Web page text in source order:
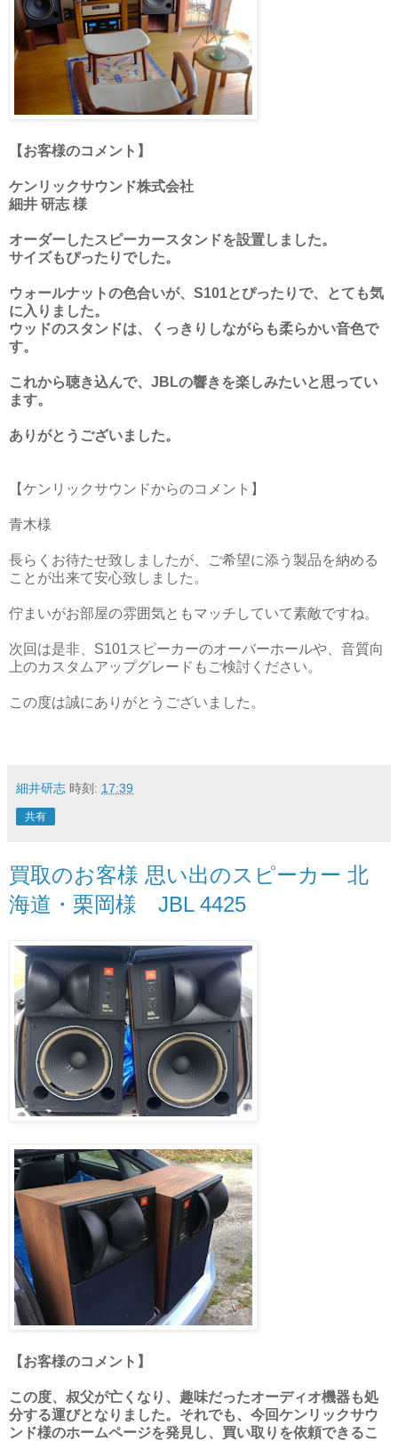
【お客様のコメント】
ケンリックサウンド株式会社
細井 研志 様
オーダーしたスピーカースタンドを設置しました。
サイズもぴったりでした。
ウォールナットの色合いが、S101とぴったりで、とても気
に入りました。
ウッドのスタンドは、くっきりしながらも柔らかい音色で
す。
これから聴き込んで、JBLの響きを楽しみたいと思ってい
ます。
ありがとうございました。
【ケンリックサウンドからのコメント】
青木様
長らくお待たせ致しましたが、ご希望に添う製品を納める
ことが出来て安心致しました。
佇まいがお部屋の雰囲気ともマッチしていて素敵ですね。
次回は是非、S101スピーカーのオーバーホールや、音質向
上のカスタムアップグレードもご検討ください。
この度は誠にありがとうございました。
細井研志 時刻: 17:39
共有
買取のお客様 思い出のスピーカー 北
海道・栗岡様 JBL 4425
【お客様のコメント】
この度、叔父が亡くなり、趣味だったオーディオ機器も処
分する運びとなりました。それでも、今回ケンリックサウ
ンド様のホームページを発見し、買い取りを依頼できるこ